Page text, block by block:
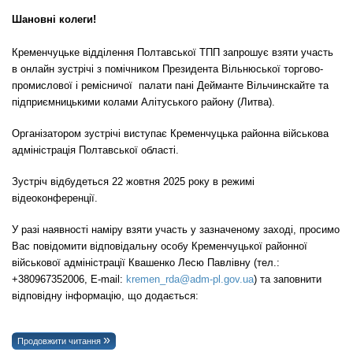
Шановні колеги!
Кременчуцьке відділення Полтавської ТПП запрошує взяти участь
в онлайн зустрічі з помічником Президента Вільнюської торгово-
промислової і ремісничої палати пані Дейманте Вільчинскайте та
підприємницькими колами Алітуського району (Литва).
Організатором зустрічі виступає Кременчуцька районна військова
адміністрація Полтавської області.
Зустріч відбудеться 22 жовтня 2025 року в режимі
відеоконференції.
У разі наявності наміру взяти участь у зазначеному заході, просимо
Вас повідомити відповідальну особу Кременчуцької районної
військової адміністрації Квашенко Лесю Павлівну (тел.:
+380967352006, E-mail: kremen_rda@adm-pl.gov.ua) та заповнити
відповідну інформацію, що додається:
Продовжити читання